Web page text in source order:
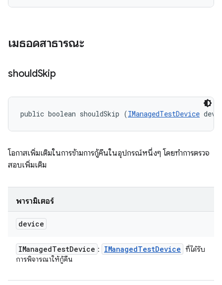
เมธอดสาธารณะ
shouldSkip
public boolean shouldSkip (IManagedTestDevice
โอกาสเพิ่มเติมในการข้ามการกู้คืนในอุปกรณ์หนึ่งๆ โดยทำการตรวจ
สอบเพิ่มเติม
พารามิเตอร์
device
IManagedTestDevice : IManagedTestDevice ที่ได้รับ
การพิจารณาให้กู้คืน